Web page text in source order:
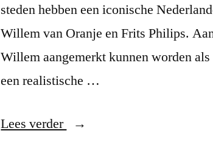
steden hebben een iconische
Willem van Oranje en Frits Philips.
Willem aangemerkt kunnen worden
een realistische …
Lees verder
“Iconisch